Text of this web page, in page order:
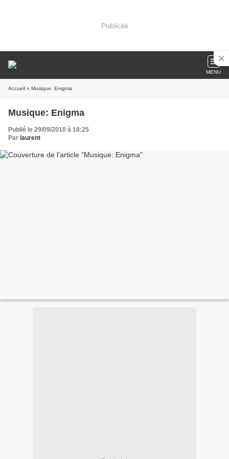
Publicité
MENU
Accueil » Musique: Enigma
Musique: Enigma
Publié le 29/09/2010 à 18:25
Par laurent